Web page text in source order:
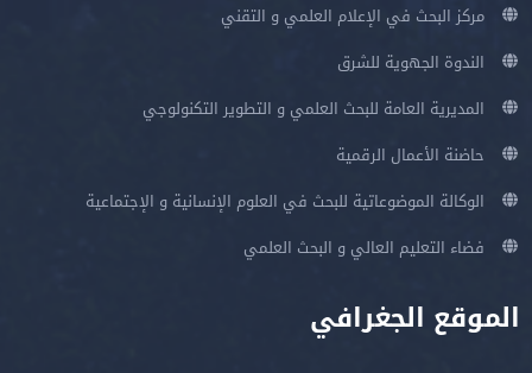
مركز البحث في الإعلام العلمي و التقني
الندوة الجهوية للشرق
المديرية العامة للبحث العلمي و التطوير التكنولوجي
حاضنة الأعمال الرقمية
الوكالة الموضوعاتية للبحث في العلوم الإنسانية و الإجتماعية
فضاء التعليم العالي و البحث العلمي
الموقع الجغرافي